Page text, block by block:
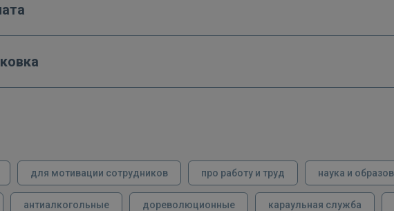
для мотивации сотрудников про работу и труд наука и
антиалкогольные дореволюционные караульная служба